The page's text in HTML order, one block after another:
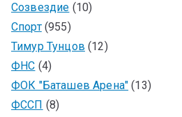
Созвездие (10)
Спорт(955)
Тимур Тунцов (12)
ФНС (4)
ФОК "Баташев Арена" (13)
ФССП (8)